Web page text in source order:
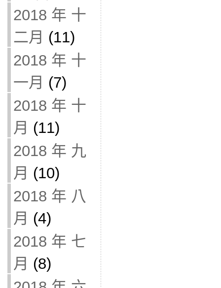
2018 年 十
二月 (11)
2018 年 十
一月 (7)
2018 年 十
月 (11)
2018 年 九
月 (10)
2018 年 八
月 (4)
2018 年 七
月 (8)